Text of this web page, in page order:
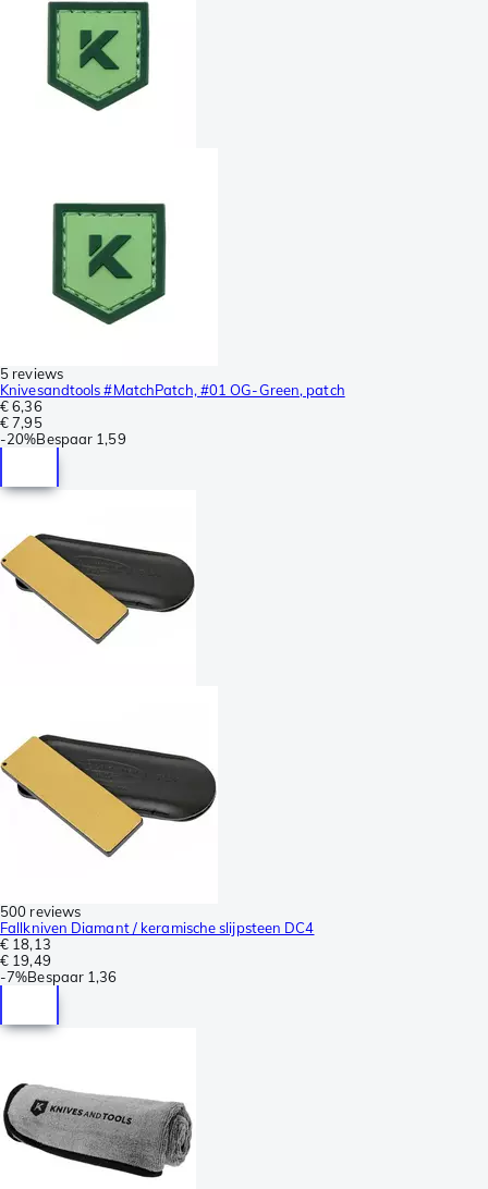
5 reviews
Knivesandtools #MatchPatch, #01 OG-Green, patch
€ 6,36
€ 7,95
-20%Bespaar 1,59
500 reviews
Fallkniven Diamant / keramische slijpsteen DC4
€ 18,13
€ 19,49
-7%Bespaar 1,36